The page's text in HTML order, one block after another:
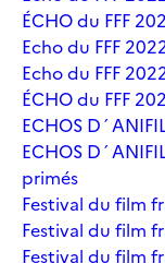
ÉCHO du FFF
Echo du FFF
Echo du FFF
ÉCHO du FFF
ECHOS
ECHOS
primés
Festival du film
Festival du film
Festival du film